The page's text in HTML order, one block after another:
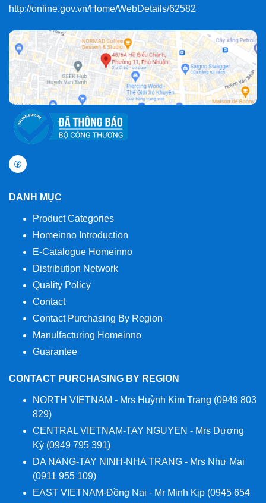
http://online.gov.vn/Home/WebDetails/62582
DANH MỤC
Product Categories
Homeinno Introduction
E-Catalogue Homeinno
Distribution Network
Quality Policy
Contact
Contact Purchasing By Region
Manulfacturing Homeinno
Guarantee
CONTACT PURCHASING BY REGION
NORTH VIETNAM - Mrs Huỳnh Kim Trang (0949 803
829)
CENTRAL VIETNAM-TAY NGUYEN - Mrs Dương
Kỳ (0949 795 391)
DA NANG-TAY NINH-NHA TRANG - Mrs Như Mai
(0911 955 109)
EAST VIETNAM-Đồng Nai - Mr Minh Kịp (0945 654